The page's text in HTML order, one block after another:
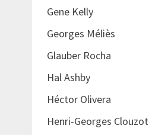
Gene Kelly
Georges Méliès
Glauber Rocha
Hal Ashby
Héctor Olivera
Henri-Georges Clouzot